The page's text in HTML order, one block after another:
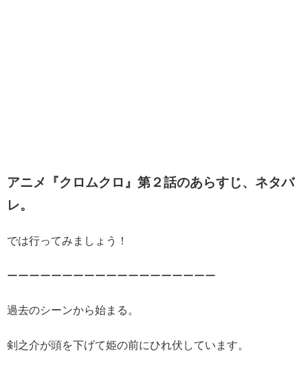
アニメ『クロムクロ』第２話のあらすじ、ネタバ
レ。
では行ってみましょう！
ーーーーーーーーーーーーーーーーーーー
過去のシーンから始まる。
剣之介が頭を下げて姫の前にひれ伏しています。